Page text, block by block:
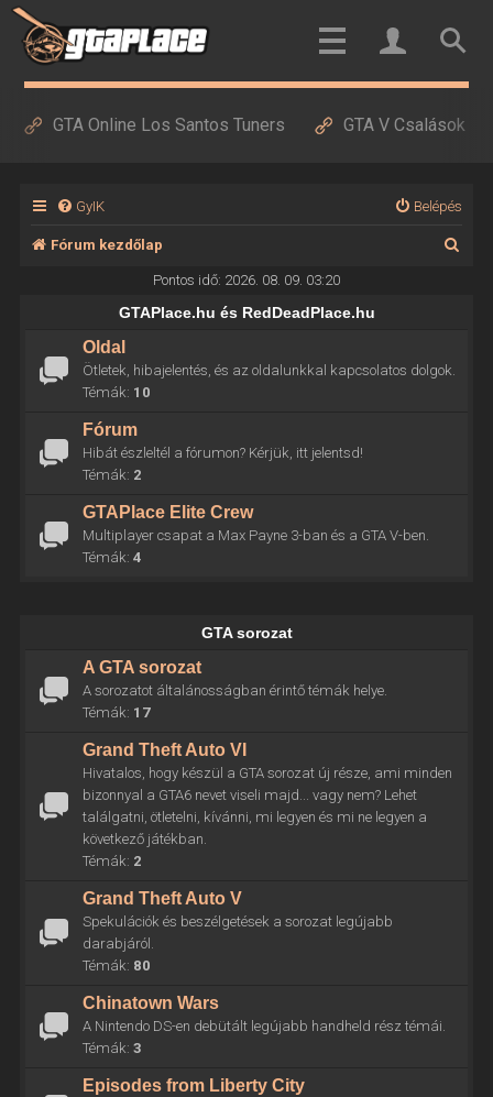
GTA Online Los Santos Tuners GTA V Csalások
GyIK Belépés
Fórum kezdőlap
Pontos idő: 2026. 08. 09. 03:20
GTAPlace.hu és RedDeadPlace.hu
Oldal
Ötletek, hibajelentés, és az oldalunkkal kapcsolatos dolgok.
Témák: 10
Fórum
Hibát észleltél a fórumon? Kérjük, itt jelentsd!
Témák: 2
GTAPlace Elite Crew
Multiplayer csapat a Max Payne 3-ban és a GTA V-ben.
Témák: 4
GTA sorozat
A GTA sorozat
A sorozatot általánosságban érintő témák helye.
Témák: 17
Grand Theft Auto VI
Hivatalos, hogy készül a GTA sorozat új része, ami minden
bizonnyal a GTA6 nevet viseli majd... vagy nem? Lehet
találgatni, ötletelni, kívánni, mi legyen és mi ne legyen a
következő játékban.
Témák: 2
Grand Theft Auto V
Spekulációk és beszélgetések a sorozat legújabb
darabjáról.
Témák: 80
Chinatown Wars
A Nintendo DS-en debütált legújabb handheld rész témái.
Témák: 3
Episodes from Liberty City